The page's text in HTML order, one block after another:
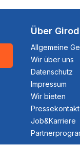
Über
Allgemeine
Wir über uns
Datenschutz
Impressum
Wir bieten
Pressekontakt
Job&Karriere